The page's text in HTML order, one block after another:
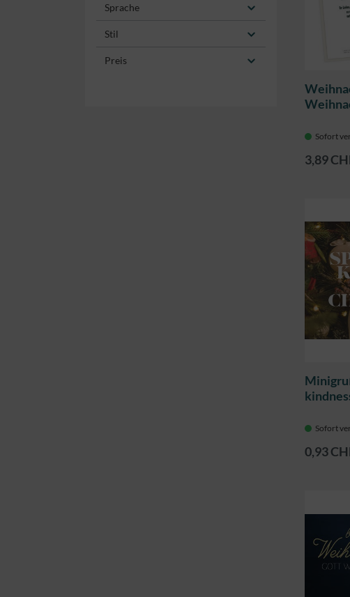
Sprache
Stil
Preis
Sofort
3,89
Sofort
0,93